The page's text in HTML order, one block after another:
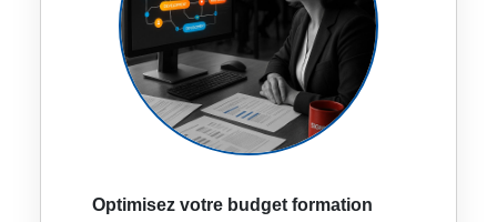
Optimisez votre budget formation